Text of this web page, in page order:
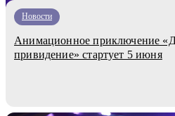
Новости
Анимационное приключение
привидение» стартует 5 июня